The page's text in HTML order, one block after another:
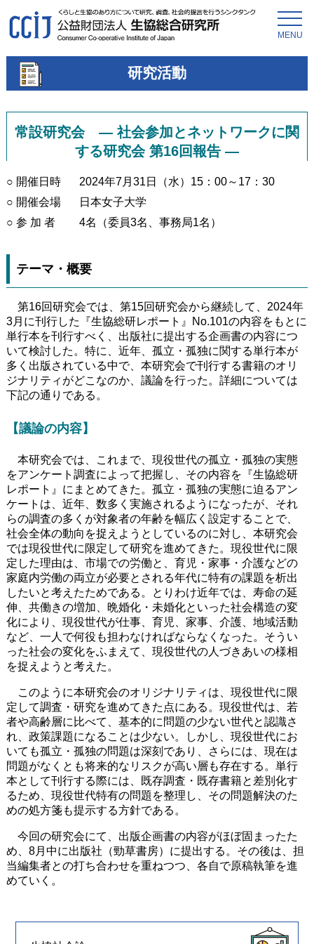
MENU
研究活動
常設研究会 ― 社会参加とネットワークに関
する研究会 第16回報告 ―
○ 開催日時
2024年7月31日（水）15：00～17：30
○ 開催会場
日本女子大学
○ 参 加 者
4名（委員3名、事務局1名）
テーマ・概要
第16回研究会では、第15回研究会から継続して、2024年
3月に刊行した『生協総研レポート』No.101の内容をもとに
単行本を刊行すべく、出版社に提出する企画書の内容につ
いて検討した。特に、近年、孤立・孤独に関する単行本が
多く出版されている中で、本研究会で刊行する書籍のオリ
ジナリティがどこなのか、議論を行った。詳細については
下記の通りである。
【議論の内容】
本研究会では、これまで、現役世代の孤立・孤独の実態
をアンケート調査によって把握し、その内容を『生協総研
レポート』にまとめてきた。孤立・孤独の実態に迫るアン
ケートは、近年、数多く実施されるようになったが、それ
らの調査の多くが対象者の年齢を幅広く設定することで、
社会全体の動向を捉えようとしているのに対し、本研究会
では現役世代に限定して研究を進めてきた。現役世代に限
定した理由は、市場での労働と、育児・家事・介護などの
家庭内労働の両立が必要とされる年代に特有の課題を析出
したいと考えたためである。とりわけ近年では、寿命の延
伸、共働きの増加、晩婚化・未婚化といった社会構造の変
化により、現役世代が仕事、育児、家事、介護、地域活動
など、一人で何役も担わなければならなくなった。そうい
った社会の変化をふまえて、現役世代の人づきあいの様相
を捉えようと考えた。
このように本研究会のオリジナリティは、現役世代に限
定して調査・研究を進めてきた点にある。現役世代は、若
者や高齢層に比べて、基本的に問題の少ない世代と認識さ
れ、政策課題になることは少ない。しかし、現役世代にお
いても孤立・孤独の問題は深刻であり、さらには、現在は
問題がなくとも将来的なリスクが高い層も存在する。単行
本として刊行する際には、既存調査・既存書籍と差別化す
るため、現役世代特有の問題を整理し、その問題解決のた
めの処方箋も提示する方針である。
今回の研究会にて、出版企画書の内容がほぼ固まったた
め、8月中に出版社（勁草書房）に提出する。その後は、担
当編集者との打ち合わせを重ねつつ、各自で原稿執筆を進
めていく。